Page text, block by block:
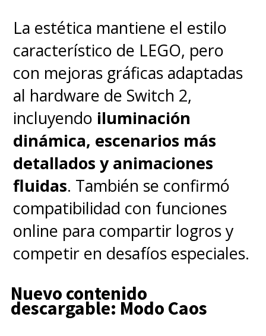
La estética mantiene el estilo
característico de LEGO, pero
con mejoras gráficas adaptadas
al hardware de Switch 2,
incluyendo iluminación
dinámica, escenarios más
detallados y animaciones
fluidas. También se confirmó
compatibilidad con funciones
online para compartir logros y
competir en desafíos especiales.
Nuevo contenido
descargable: Modo Caos